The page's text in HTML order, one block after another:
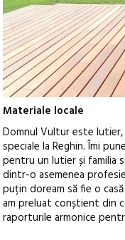
Materiale locale
Domnul Vultur este
speciale la Reghin. Îmi
pentru un lutier și familia
dintr-o asemenea
puțin doream să fie o
am preluat conștient din
raporturile armonice